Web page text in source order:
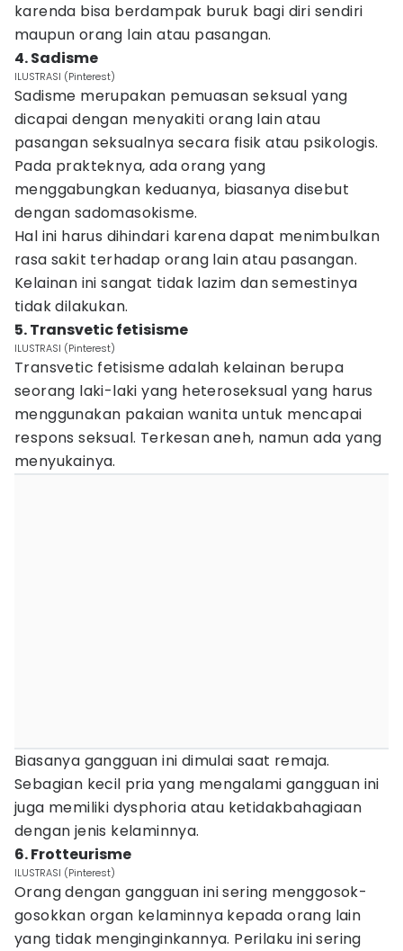
karenda bisa berdampak buruk bagi diri sendiri
maupun orang lain atau pasangan.
4. Sadisme
ILUSTRASI (Pinterest)
Sadisme merupakan pemuasan seksual yang
dicapai dengan menyakiti orang lain atau
pasangan seksualnya secara fisik atau psikologis.
Pada prakteknya, ada orang yang
menggabungkan keduanya, biasanya disebut
dengan sadomasokisme.
Hal ini harus dihindari karena dapat menimbulkan
rasa sakit terhadap orang lain atau pasangan.
Kelainan ini sangat tidak lazim dan semestinya
tidak dilakukan.
5. Transvetic fetisisme
ILUSTRASI (Pinterest)
Transvetic fetisisme adalah kelainan berupa
seorang laki-laki yang heteroseksual yang harus
menggunakan pakaian wanita untuk mencapai
respons seksual. Terkesan aneh, namun ada yang
menyukainya.
Biasanya gangguan ini dimulai saat remaja.
Sebagian kecil pria yang mengalami gangguan ini
juga memiliki dysphoria atau ketidakbahagiaan
dengan jenis kelaminnya.
6. Frotteurisme
ILUSTRASI (Pinterest)
Orang dengan gangguan ini sering menggosok-
gosokkan organ kelaminnya kepada orang lain
yang tidak menginginkannya. Perilaku ini sering